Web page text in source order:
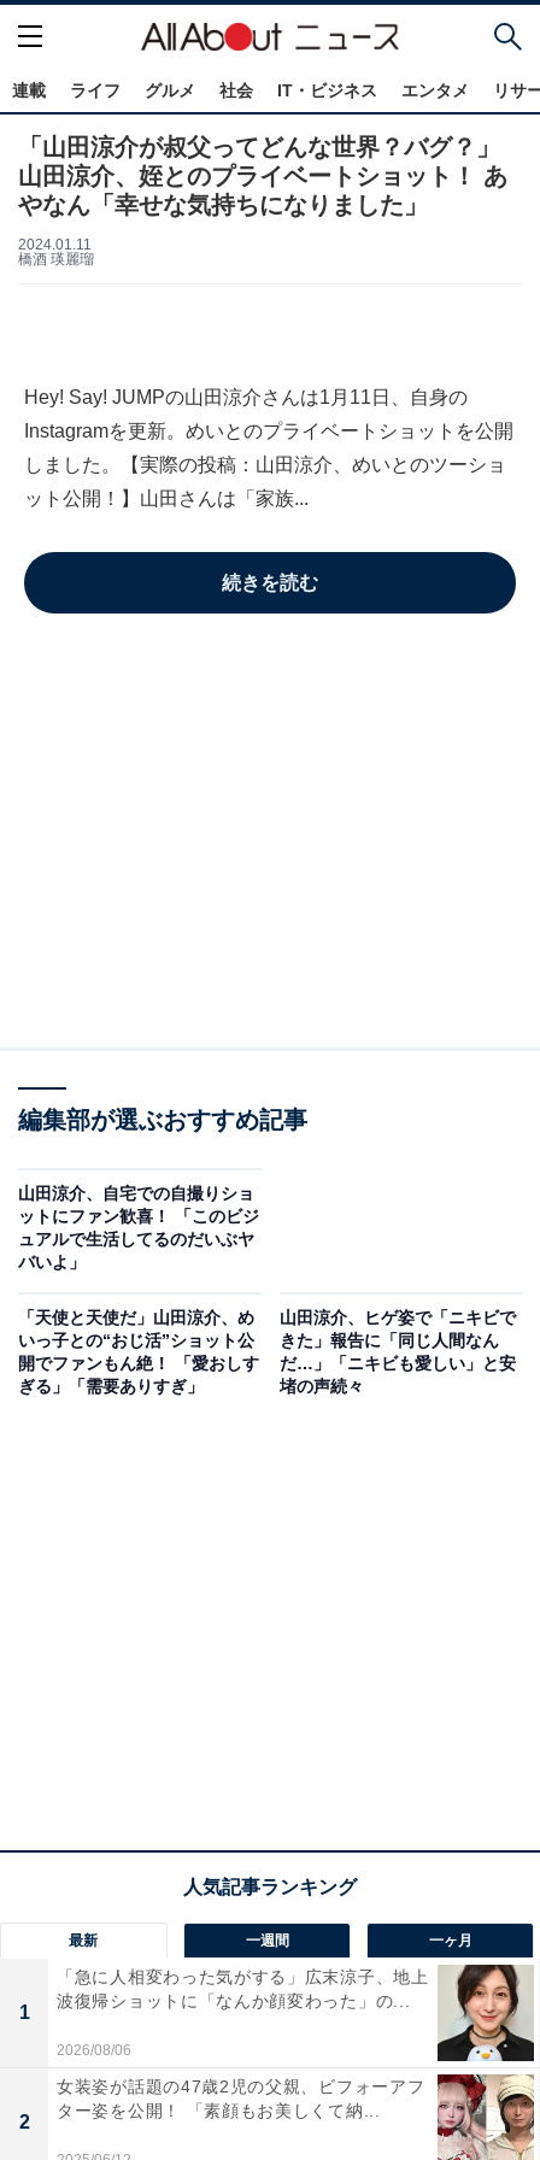
連載 ライフ グルメ 社会 IT・ビジネス エンタメ リサ
「山田涼介が叔父ってどんな世界？バグ？」
山田涼介、姪とのプライベートショット！ あ
やなん「幸せな気持ちになりました」
2024.01.11
橋酒 瑛麗瑠
Hey! Say! JUMPの山田涼介さんは1月11日、自身の
Instagramを更新。めいとのプライベートショットを公開
しました。【実際の投稿：山田涼介、めいとのツーショ
ット公開！】山田さんは「家族...
続きを読む
編集部が選ぶおすすめ記事
山田涼介、自宅での自撮りショ
ットにファン歓喜！ 「このビジ
ュアルで生活してるのだいぶヤ
バいよ」
「天使と天使だ」山田涼介、め
いっ子との“おじ活”ショット公
開でファンもん絶！ 「愛おしす
ぎる」「需要ありすぎ」
山田涼介、ヒゲ姿で「ニキビで
きた」報告に「同じ人間なん
だ…」「ニキビも愛しい」と安
堵の声続々
最新 一週間 一ヶ月
1
「急に人相変わった気がする」広末涼子、地上
波復帰ショットに「なんか顔変わった」の...
2026/08/06
2
女装姿が話題の47歳2児の父親、ビフォーアフ
ター姿を公開！ 「素顔もお美しくて納...